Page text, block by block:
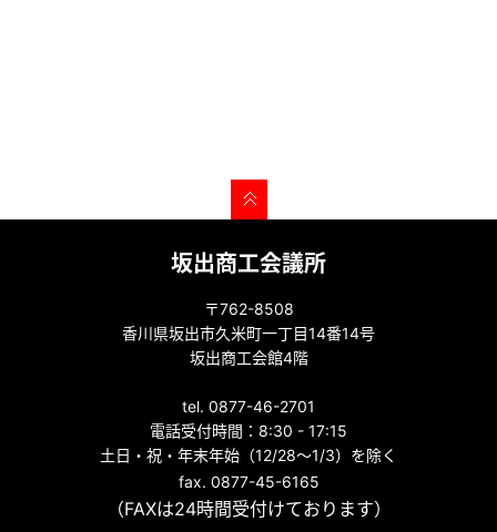
坂出商工会議所
〒762-8508
香川県坂出市久米町一丁目14番14号
坂出商工会館4階
tel. 0877-46-2701
電話受付時間：8:30 - 17:15
土日・祝・年末年始（12/28～1/3）を除く
fax. 0877-45-6165
（FAXは24時間受付けております）